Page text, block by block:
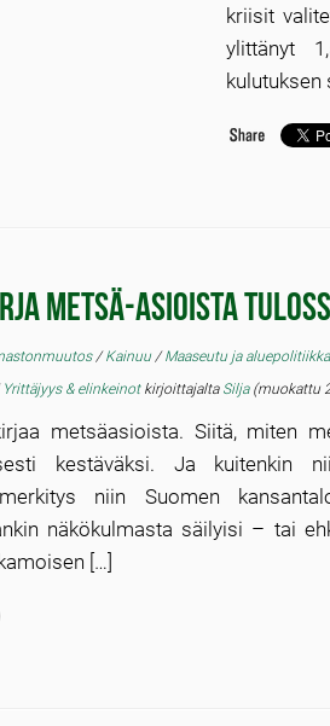
kriisit
ylittänyt
kulutuksen
metsä-asioista
/Kainuu /Maaseutu ja aluepolitiikka
Yrittäjyys & elinkeinot kirjoittajalta Silja(muokattu
metsäasioista. Siitä, miten
kestäväksi. Ja kuitenkin
niin Suomen
näkökulmasta säilyisi – tai
[…]